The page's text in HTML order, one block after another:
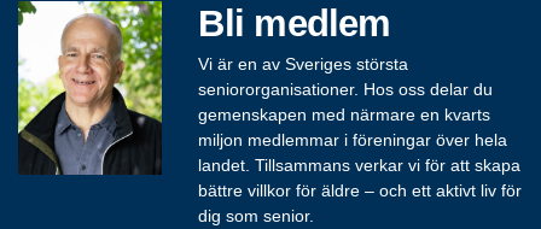
Bli medlem
Vi är en av Sveriges största
seniororganisationer. Hos oss delar du
gemenskapen med närmare en kvarts
miljon medlemmar i föreningar över hela
landet. Tillsammans verkar vi för att skapa
bättre villkor för äldre – och ett aktivt liv för
dig som senior.